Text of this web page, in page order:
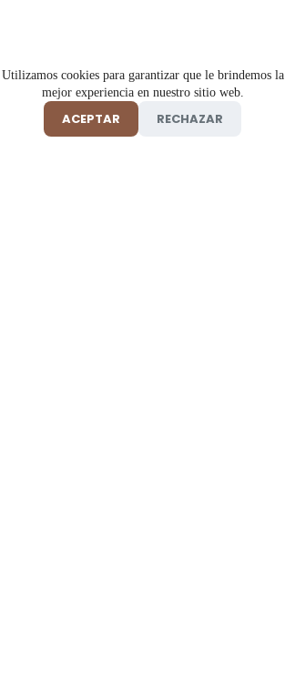
Utilizamos cookies para garantizar que le brindemos la
mejor experiencia en nuestro sitio web.
ACEPTAR RECHAZAR